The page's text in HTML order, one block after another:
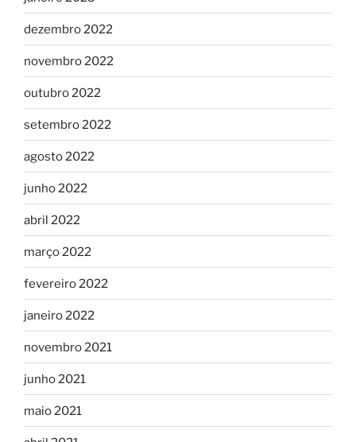
dezembro 2022
novembro 2022
outubro 2022
setembro 2022
agosto 2022
junho 2022
abril 2022
março 2022
fevereiro 2022
janeiro 2022
novembro 2021
junho 2021
maio 2021